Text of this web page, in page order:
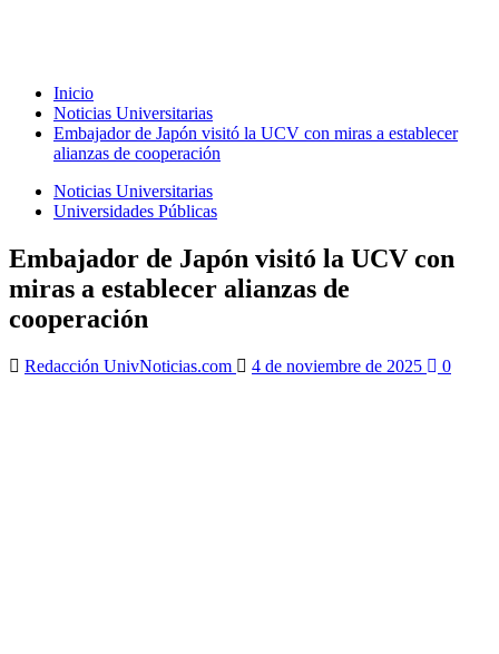
Inicio
Noticias Universitarias
Embajador de Japón visitó la UCV con miras a establecer
alianzas de cooperación
Noticias Universitarias
Universidades Públicas
Embajador de Japón visitó la UCV con
miras a establecer alianzas de
cooperación
Redacción UnivNoticias.com 4 de noviembre de 2025 0